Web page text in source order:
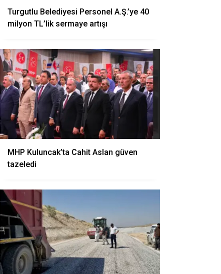
Turgutlu Belediyesi Personel A.Ş.’ye 40
milyon TL’lik sermaye artışı
MHP Kuluncak’ta Cahit Aslan güven
tazeledi